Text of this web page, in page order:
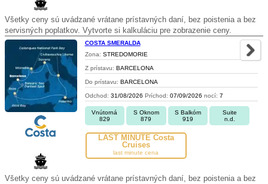
Všetky ceny sú uvádzané vrátane prístavných daní, bez poistenia a bez
servisných poplatkov. Vytvorte si kalkuláciu pre zobrazenie ceny.
COSTA SMERALDA
Zona: STREDOMORIE
Z prístavu: BARCELONA
Do prístavu: BARCELONA
Odchod: 31/08/2026 Príchod: 07/09/2026 nocí: 7
Vnútorná
829
S Oknom
879
S Balkóm
919
Suite
n.d.
LAST MINUTE Costa
Cruises
last minute cena
Všetky ceny sú uvádzané vrátane prístavných daní, bez poistenia a bez